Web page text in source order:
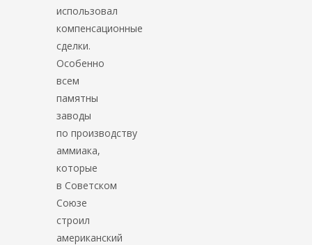
использовал
компенсационные
сделки.
Особенно
всем
памятны
заводы
по производству
аммиака,
которые
в Советском
Союзе
строил
американский